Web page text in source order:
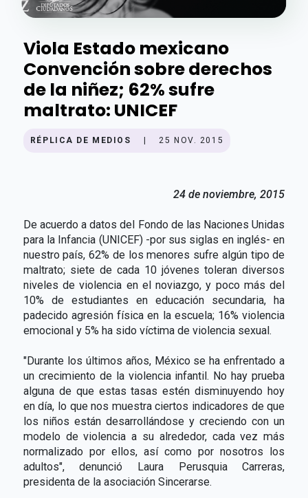
Viola Estado mexicano
Convención sobre derechos
de la niñez; 62% sufre
maltrato: UNICEF
RÉPLICA DE MEDIOS 25 NOV. 2015
24 de noviembre, 2015
De acuerdo a datos del Fondo de las Naciones Unidas
para la Infancia (UNICEF) -por sus siglas en inglés- en
nuestro país, 62% de los menores sufre algún tipo de
maltrato; siete de cada 10 jóvenes toleran diversos
niveles de violencia en el noviazgo, y poco más del
10% de estudiantes en educación secundaria, ha
padecido agresión física en la escuela; 16% violencia
emocional y 5% ha sido víctima de violencia sexual.
"Durante los últimos años, México se ha enfrentado a
un crecimiento de la violencia infantil. No hay prueba
alguna de que estas tasas estén disminuyendo hoy
en día, lo que nos muestra ciertos indicadores de que
los niños están desarrollándose y creciendo con un
modelo de violencia a su alrededor, cada vez más
normalizado por ellos, así como por nosotros los
adultos", denunció Laura Perusquia Carreras,
presidenta de la asociación Sincerarse.